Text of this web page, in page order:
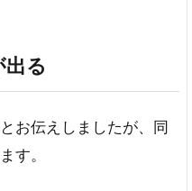
る
お伝えしましたが、同
す。